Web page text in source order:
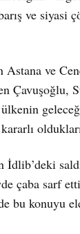
ve siyasi
ve
Çavuşoğlu,
çaba sarf
bu konuyu